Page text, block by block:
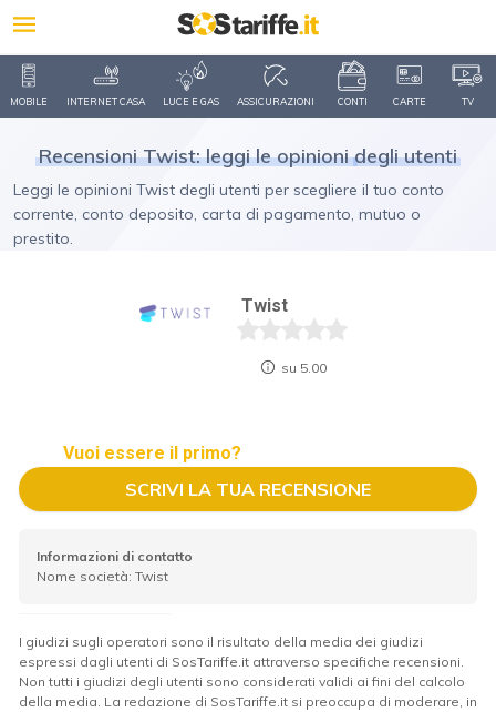
MOBILE INTERNET CASA LUCE E GAS ASSICURAZIONI CONTI CARTE TV
Recensioni Twist: leggi le opinioni degli utenti
Leggi le opinioni Twist degli utenti per scegliere il tuo conto
corrente, conto deposito, carta di pagamento, mutuo o
prestito.
Twist
su 5.00
Vuoi essere il primo?
SCRIVI LA TUA RECENSIONE
Informazioni di contatto
Nome società: Twist
I giudizi sugli operatori sono il risultato della media dei giudizi
espressi dagli utenti di SosTariffe.it attraverso specifiche recensioni.
Non tutti i giudizi degli utenti sono considerati validi ai fini del calcolo
della media. La redazione di SosTariffe.it si preoccupa di moderare, in